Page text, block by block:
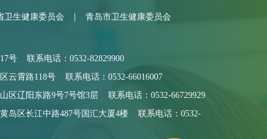
卫生健康委员会 | 青岛市卫生健康委员会
号 联系电话：0532-82829900
云霄路118号 联系电话：0532-66016007
区辽阳东路9号7号馆3层 联系电话：0532-66729929
岛区长江中路487号国汇大厦4楼 联系电话：0532-